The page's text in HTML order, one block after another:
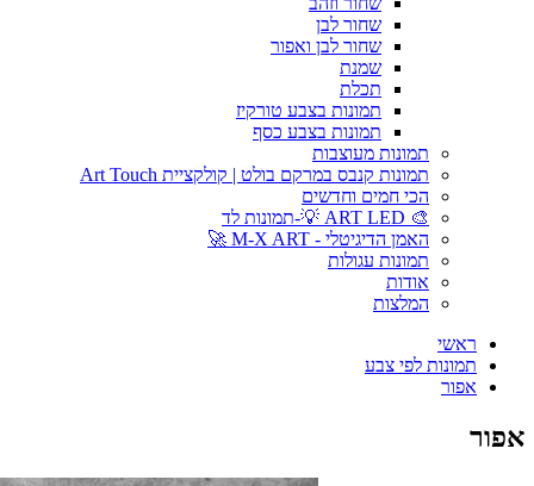
שחור לבן
שחור לבן ואפור
שמנת
תכלת
תמונות בצבע טורקיז
תמונות בצבע כסף
תמונות מעוצבות
תמונות קנבס במרקם בולט | קולקציית Art Touch
הכי חמים וחדשים
🎨 ART LED 💡-תמונות לד
האמן הדיגיטלי - M-X ART 🚀
תמונות עגולות
אודות
המלצות
ראשי
תמונות לפי צבע
אפור
אפור